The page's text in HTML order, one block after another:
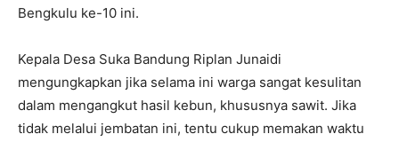
Bengkulu ke-10 ini.
Kepala Desa Suka Bandung Riplan Junaidi
mengungkapkan jika selama ini warga sangat kesulitan
dalam mengangkut hasil kebun, khususnya sawit. Jika
tidak melalui jembatan ini, tentu cukup memakan waktu